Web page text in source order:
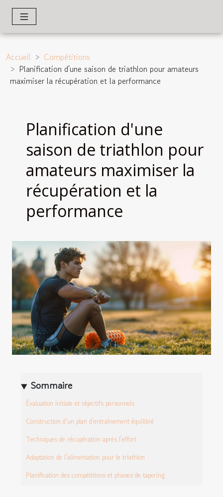
Accueil
Compétitions
Planification d'une saison de triathlon pour amateurs
maximiser la récupération et la performance
Planification d'une
saison de triathlon pour
amateurs maximiser la
récupération et la
performance
Sommaire
Évaluation initiale et objectifs personnels
Construction d'un plan d'entraînement équilibré
Techniques de récupération après l'effort
Adaptation de l'alimentation pour le triathlon
Planification des compétitions et phases de tapering